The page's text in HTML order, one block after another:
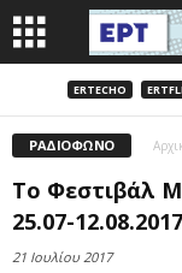
ERTECHO
ΡΑΔΙΌΦΩΝΟ
Το Φεστιβάλ
25.07-12.08.2017
21 Ιουλίου 2017